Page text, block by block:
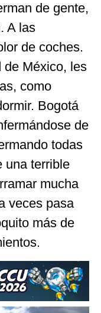
de gente,
A las
de coches.
de México, les
como
Bogotá
de
todas
una terrible
mucha
veces pasa
más de